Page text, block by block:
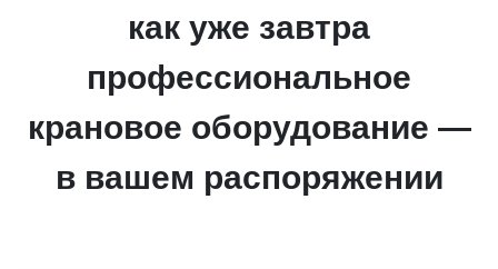
как уже завтра
профессиональное
крановое оборудование —
в вашем распоряжении